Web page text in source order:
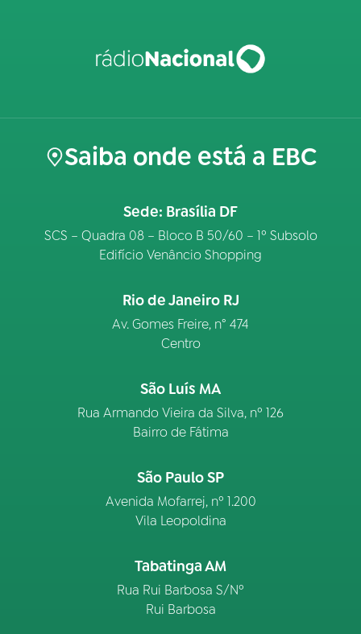
Saiba onde está a EBC
Sede: Brasília DF
SCS – Quadra 08 – Bloco B 50/60 – 1º Subsolo
Edifício Venâncio Shopping
Rio de Janeiro RJ
Av. Gomes Freire, n° 474
Centro
São Luís MA
Rua Armando Vieira da Silva, nº 126
Bairro de Fátima
São Paulo SP
Avenida Mofarrej, nº 1.200
Vila Leopoldina
Tabatinga AM
Rua Rui Barbosa S/Nº
Rui Barbosa